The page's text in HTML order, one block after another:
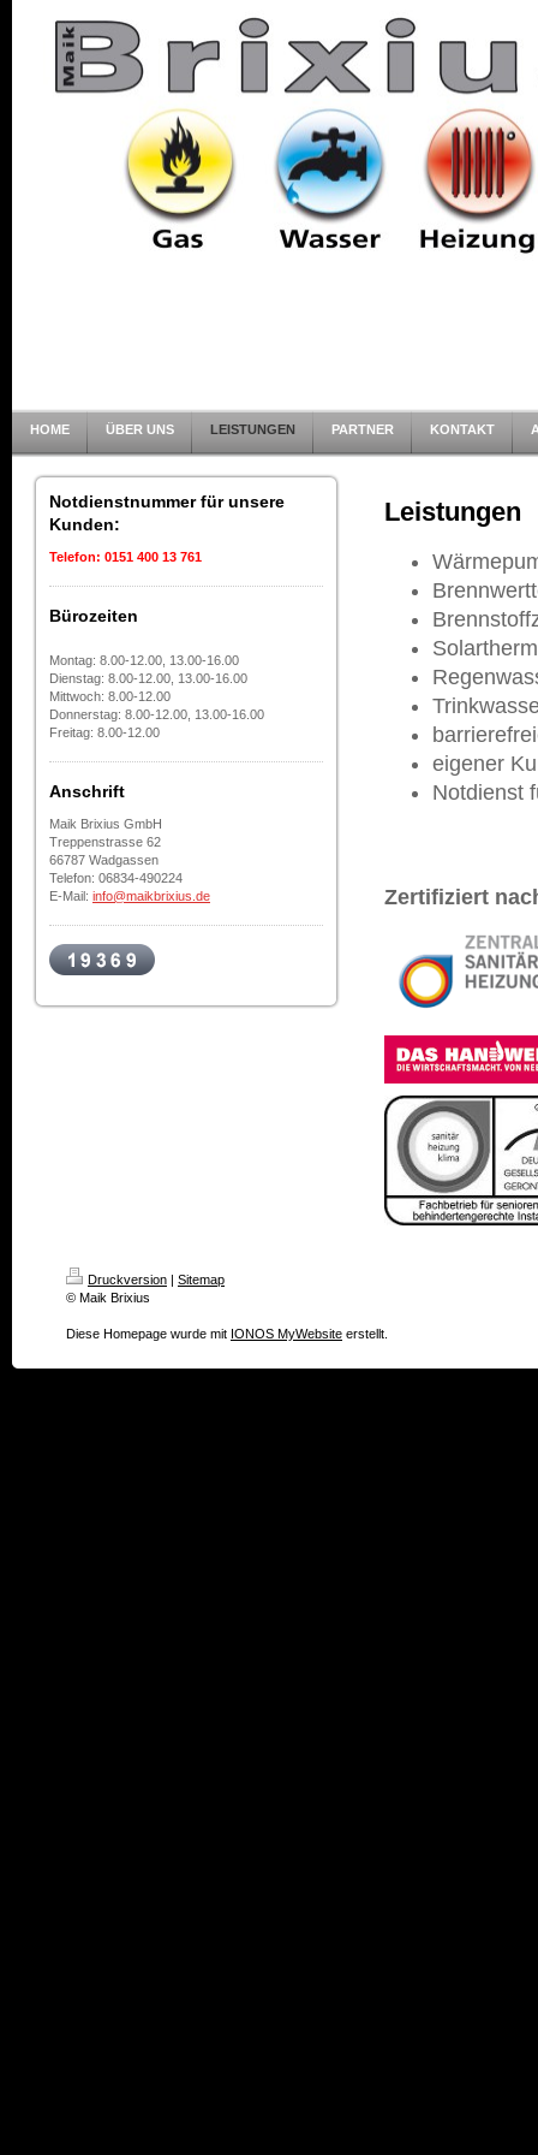
HOME ÜBER UNS LEISTUNGEN PARTNER KONTAKT
Notdienstnummer für unsere
Kunden:
Telefon: 0151 400 13 761
Bürozeiten
Montag: 8.00-12.00, 13.00-16.00
Dienstag: 8.00-12.00, 13.00-16.00
Mittwoch: 8.00-12.00
Donnerstag: 8.00-12.00, 13.00-16.00
Freitag: 8.00-12.00
Anschrift
Maik Brixius GmbH
Treppenstrasse 62
66787 Wadgassen
Telefon: 06834-490224
E-Mail: info@maikbrixius.de
Leistungen
eigener
Notdienst
Zertifiziert
Druckversion | Sitemap
© Maik Brixius
Diese Homepage wurde mit IONOS MyWebsite erstellt.